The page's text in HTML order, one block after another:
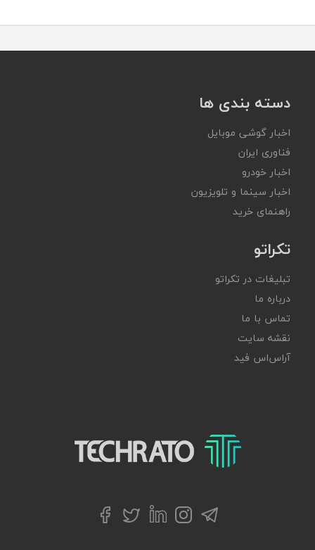
دسته بندی ها
اخبار گوشی موبایل
فناوری ایران
اخبار خودرو
اخبار سینما و تلویزیون
راهنمای خرید
تکراتو
تبلیغات در تکراتو
درباره ما
تماس با ما
نقشه سایت
آر‌اس‌اس فید
تکراتو – زندگی با تکنولوژی
تلگراماینستاگرام
لینکداینتوییترفیسبوک